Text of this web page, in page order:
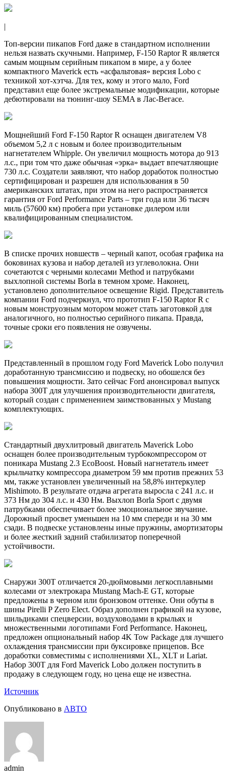
|
Топ-версии пикапов Ford даже в стандартном исполнении
нельзя назвать скучными. Например, F-150 Raptor R является
самым мощным серийным пикапом в мире, а у более
компактного Maverick есть «асфальтовая» версия Lobo с
техникой хот-хэтча. Для тех, кому и этого мало, Ford
представил еще более экстремальные модификации, которые
дебютировали на тюнинг-шоу SEMA в Лас-Вегасе.
Мощнейший Ford F-150 Raptor R оснащен двигателем V8
объемом 5,2 л с новым и более производительным
нагнетателем Whipple. Он увеличил мощность мотора до 913
л.с., при том что даже обычная «эрка» выдает впечатляющие
730 л.с. Создатели заявляют, что набор доработок полностью
сертифицирован и разрешен для использования в 50
американских штатах, при этом на него распространяется
гарантия от Ford Performance Parts – три года или 36 тысяч
миль (57600 км) пробега при установке дилером или
квалифицированным специалистом.
В списке прочих новшеств – черный капот, особая графика на
боковинах кузова и набор деталей из углеволокна. Они
сочетаются с черными колесами Method и патрубками
выхлопной системы Borla в темном хроме. Наконец,
установлено дополнительное освещение Rigid. Представитель
компании Ford подчеркнул, что прототип F-150 Raptor R с
новым монструозным мотором может стать заготовкой для
аналогичного, но полностью серийного пикапа. Правда,
точные сроки его появления не озвучены.
Представленный в прошлом году Ford Maverick Lobo получил
доработанную трансмиссию и подвеску, но обошелся без
повышения мощности. Зато сейчас Ford анонсировал выпуск
набора 300T для улучшения производительности двигателя,
который создан с применением заимствованных у Mustang
комплектующих.
Стандартный двухлитровый двигатель Maverick Lobo
оснащен более производительным турбокомпрессором от
поникара Mustang 2.3 EcoBoost. Новый нагнетатель имеет
крыльчатку компрессора диаметром 59 мм против прежних 53
мм, также установлен увеличенный на 58,8% интеркулер
Mishimoto. В результате отдача агрегата выросла с 241 л.с. и
373 Нм до 304 л.с. и 430 Нм. Выхлоп Borla Sport с двумя
патрубками обеспечивает более эмоциональное звучание.
Дорожный просвет уменьшен на 10 мм спереди и на 30 мм
сзади. В подвеске установлены иные пружины, амортизаторы
и более жесткий задний стабилизатор поперечной
устойчивости.
Снаружи 300T отличается 20-дюймовыми легкосплавными
колесами от электрокара Mustang Mach-E GT, которые
предложены в черном или бронзовом оттенке. Они обуты в
шины Pirelli P Zero Elect. Образ дополнен графикой на кузове,
шильдиками спецверсии, воздуховодами в крыльях и
множественными логотипами Ford Performance. Наконец,
предложен опциональный набор 4K Tow Package для лучшего
охлаждения трансмиссии при буксировке прицепов. Все
доработки совместимы с исполнениями XL, XLT и Lariat.
Набор 300T для Ford Maverick Lobo должен поступить в
продажу в следующем году, но цена еще не известна.
Источник
Опубликовано в АВТО
admin